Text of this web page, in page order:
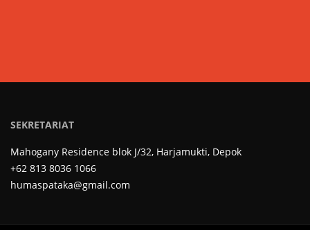
SEKRETARIAT
Mahogany Residence blok J/32, Harjamukti, Depok
+62 813 8036 1066
humaspataka@gmail.com